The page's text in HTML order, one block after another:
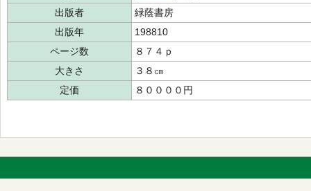
出版者
緑蔭書房
出版年
198810
ページ数
８７４ｐ
大きさ
３８㎝
定価
８００００円